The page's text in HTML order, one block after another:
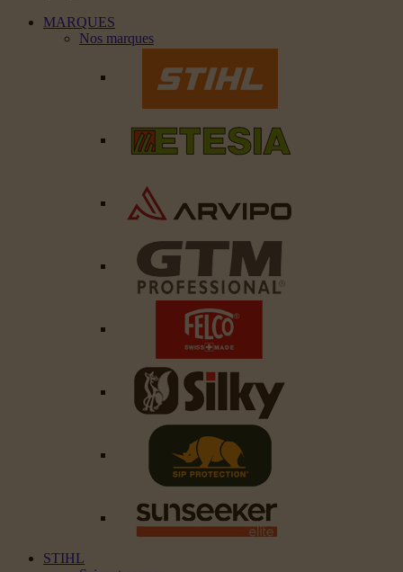
MARQUES
Nos marques
STIHL